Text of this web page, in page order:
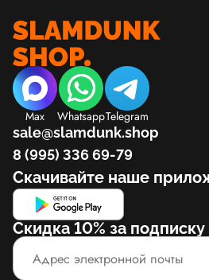
Max WhatsappTelegram
sale@slamdunk.shop
8 (995) 336 69-79
Скачивайте наше
Скидка 10% за подписку